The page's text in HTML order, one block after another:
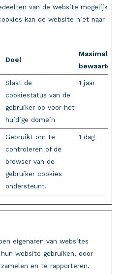
van de website mogelijk
kan de website niet naar
Doel
Maximale
Slaat de
cookiestatus van de
gebruiker op voor het
huidige domein
1 jaar
Gebruikt om te
controleren of de
browser van de
gebruiker cookies
ondersteunt.
1 dag
eigenaren van websites
website gebruiken, door
en te rapporteren.